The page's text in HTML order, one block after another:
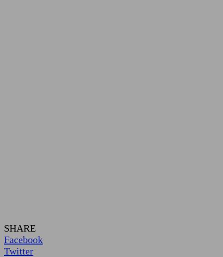
SHARE
Facebook
Twitter